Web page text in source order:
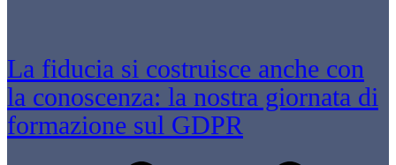
La fiducia si costruisce anche con
la conoscenza: la nostra giornata di
formazione sul GDPR